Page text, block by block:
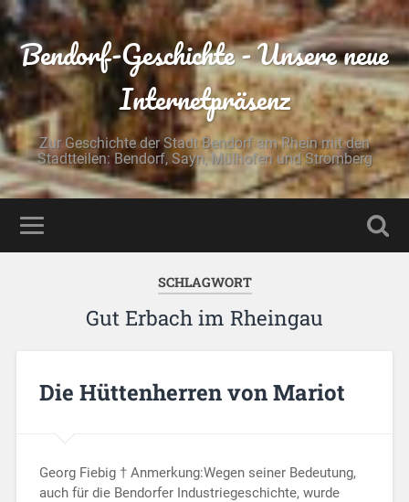
Bendorf-Geschichte - Unsere neue
Internetpräsenz
Zur Geschichte der Stadt Bendorf am Rhein mit den
Stadtteilen: Bendorf, Sayn, Mülhofen und Stromberg
SCHLAGWORT
Gut Erbach im Rheingau
Die Hüttenherren von Mariot
Georg Fiebig † Anmerkung:Wegen seiner Bedeutung,
auch für die Bendorfer Industriegeschichte, wurde